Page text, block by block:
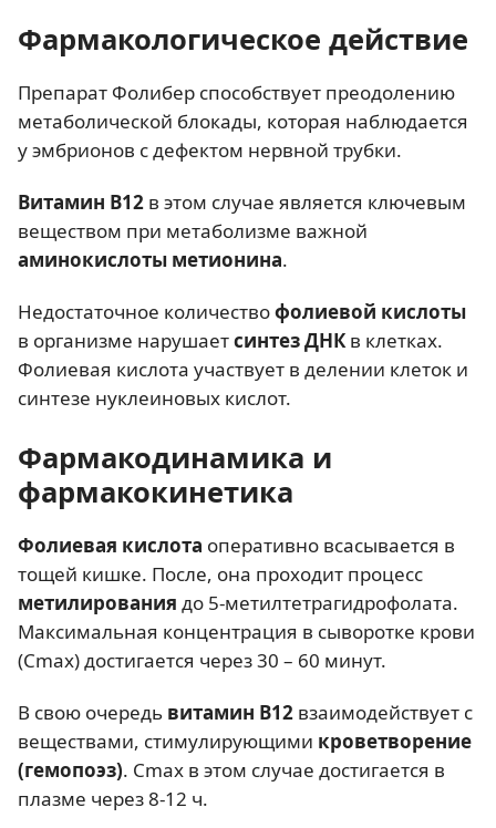
Фармакологическое действие
Препарат Фолибер способствует преодолению
метаболической блокады, которая наблюдается
у эмбрионов с дефектом нервной трубки.
Витамин В12 в этом случае является ключевым
веществом при метаболизме важной
аминокислоты метионина.
Недостаточное количествофолиевой кислоты
в организме нарушаетсинтез ДНКв клетках.
Фолиевая кислота участвует в делении клеток и
синтезе нуклеиновых кислот.
Фармакодинамика и
фармакокинетика
Фолиевая кислота оперативно всасывается в
тощей кишке. После, она проходит процесс
метилирования до 5-метилтетрагидрофолата.
Максимальная концентрация в сыворотке крови
(Cmax) достигается через 30 – 60 минут.
В свою очередь витамин В12 взаимодействует с
веществами, стимулирующими кроветворение
(гемопоэз). Cmax в этом случае достигается в
плазме через 8-12 ч.